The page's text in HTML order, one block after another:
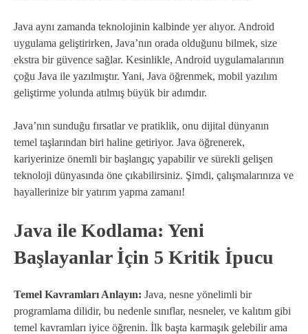
Java aynı zamanda teknolojinin kalbinde yer alıyor. Android
uygulama geliştirirken, Java’nın orada olduğunu bilmek, size
ekstra bir güvence sağlar. Kesinlikle, Android uygulamalarının
çoğu Java ile yazılmıştır. Yani, Java öğrenmek, mobil yazılım
geliştirme yolunda atılmış büyük bir adımdır.
Java’nın sunduğu fırsatlar ve pratiklik, onu dijital dünyanın
temel taşlarından biri haline getiriyor. Java öğrenerek,
kariyerinize önemli bir başlangıç yapabilir ve sürekli gelişen
teknoloji dünyasında öne çıkabilirsiniz. Şimdi, çalışmalarınıza ve
hayallerinize bir yatırım yapma zamanı!
Java ile Kodlama: Yeni
Başlayanlar İçin 5 Kritik İpucu
Temel Kavramları Anlayın: Java, nesne yönelimli bir
programlama dilidir, bu nedenle sınıflar, nesneler, ve kalıtım gibi
temel kavramları iyice öğrenin. İlk başta karmaşık gelebilir ama